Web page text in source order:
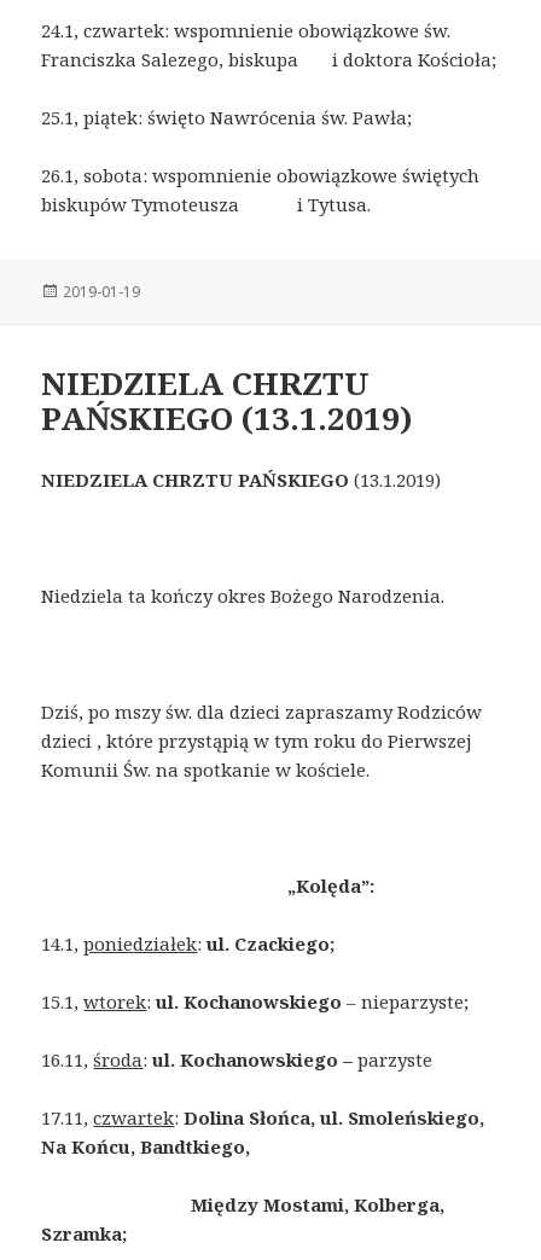
24.1, czwartek: wspomnienie obowiązkowe św.
Franciszka Salezego, biskupa i doktora Kościoła;
25.1, piątek: święto Nawrócenia św. Pawła;
26.1, sobota: wspomnienie obowiązkowe świętych
biskupów Tymoteusza i Tytusa.
Posted
2019-01-19
NIEDZIELA CHRZTU
PAŃSKIEGO (13.1.2019)
NIEDZIELA CHRZTU PAŃSKIEGO (13.1.2019)
Niedziela ta kończy okres Bożego Narodzenia.
Dziś, po mszy św. dla dzieci zapraszamy Rodziców
dzieci , które przystąpią w tym roku do Pierwszej
Komunii Św. na spotkanie w kościele.
„Kolęda”:
14.1,poniedziałek:ul. Czackiego;
15.1,wtorek: ul. Kochanowskiego – nieparzyste;
16.11,środa:ul. Kochanowskiego –parzyste
17.11,czwartek:Dolina Słońca, ul. Smoleńskiego,
Na Końcu, Bandtkiego,
Między Mostami, Kolberga,
Szramka;